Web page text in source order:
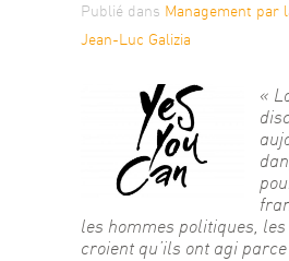
Publié dans Management par
Jean-Luc Galizia
«
les hommes politiques,
croient qu’ils ont agi